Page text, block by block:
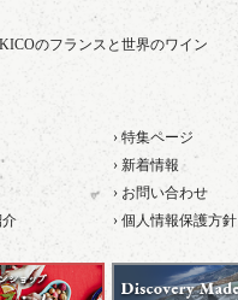
KICOのフランスと世界のワイン
› 特集ページ
› 新着情報
› お問い合わせ
介
› 個人情報保護方針